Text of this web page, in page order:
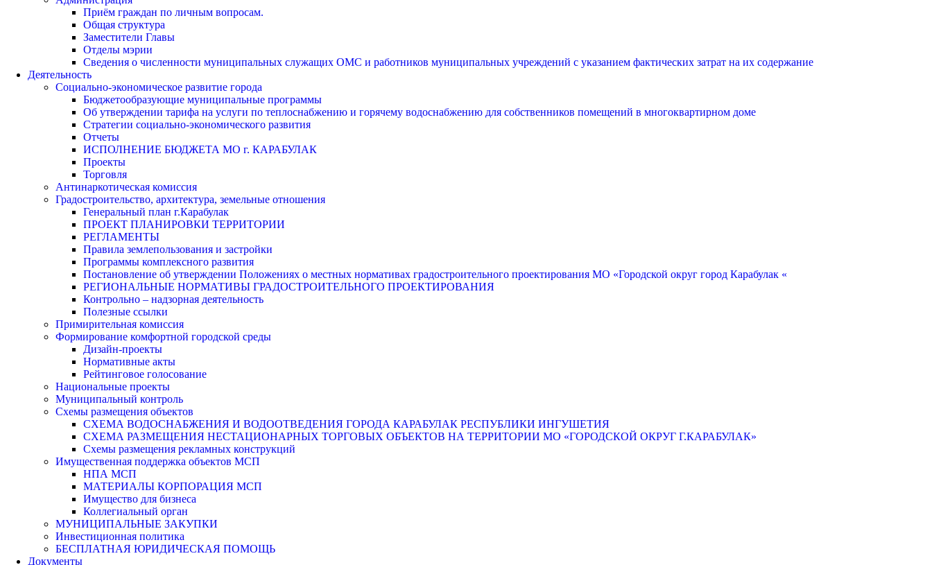
Приём граждан по личным вопросам.
Общая структура
Заместители Главы
Отделы мэрии
Сведения о численности муниципальных служащих ОМС и работников муниципальных учреждений с указанием фактических затрат на их содержание
Деятельность
Социально-экономическое развитие города
Бюджетообразующие муниципальные программы
Об утверждении тарифа на услуги по теплоснабжению и горячему водоснабжению для собственников помещений в многоквартирном доме
Стратегии социально-экономического развития
Отчеты
ИСПОЛНЕНИЕ БЮДЖЕТА МО г. КАРАБУЛАК
Проекты
Торговля
Антинаркотическая комиссия
Градостроительство, архитектура, земельные отношения
Генеральный план г.Карабулак
ПРОЕКТ ПЛАНИРОВКИ ТЕРРИТОРИИ
РЕГЛАМЕНТЫ
Правила землепользования и застройки
Программы комплексного развития
Постановление об утверждении Положениях о местных нормативах градостроительного проектирования МО «Городской округ город Карабулак «
РЕГИОНАЛЬНЫЕ НОРМАТИВЫ ГРАДОСТРОИТЕЛЬНОГО ПРОЕКТИРОВАНИЯ
Контрольно – надзорная деятельность
Полезные ссылки
Примирительная комиссия
Формирование комфортной городской среды
Дизайн-проекты
Нормативные акты
Рейтинговое голосование
Национальные проекты
Муниципальный контроль
Схемы размещения объектов
СХЕМА ВОДОСНАБЖЕНИЯ И ВОДООТВЕДЕНИЯ ГОРОДА КАРАБУЛАК РЕСПУБЛИКИ ИНГУШЕТИЯ
СХЕМА РАЗМЕЩЕНИЯ НЕСТАЦИОНАРНЫХ ТОРГОВЫХ ОБЪЕКТОВ НА ТЕРРИТОРИИ МО «ГОРОДСКОЙ ОКРУГ Г.КАРАБУЛАК»
Схемы размещения рекламных конструкций
Имущественная поддержка объектов МСП
НПА МСП
МАТЕРИАЛЫ КОРПОРАЦИЯ МСП
Имущество для бизнеса
Коллегиальный орган
МУНИЦИПАЛЬНЫЕ ЗАКУПКИ
Инвестиционная политика
БЕСПЛАТНАЯ ЮРИДИЧЕСКАЯ ПОМОЩЬ
Документы